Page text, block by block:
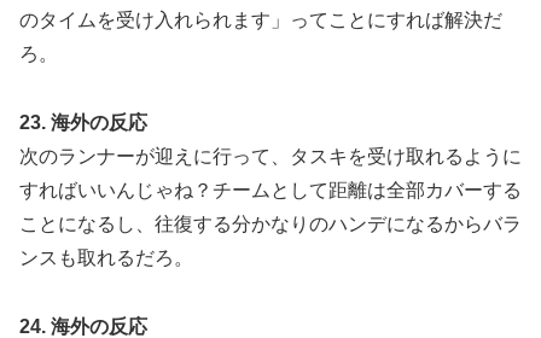
のタイムを受け入れられます」ってことにすれば解決だ
ろ。
23. 海外の反応
次のランナーが迎えに行って、タスキを受け取れるように
すればいいんじゃね？チームとして距離は全部カバーする
ことになるし、往復する分かなりのハンデになるからバラ
ンスも取れるだろ。
24. 海外の反応